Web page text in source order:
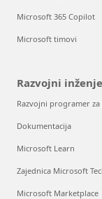
Microsoft 365 Copilot
Microsoft timovi
Razvojni
Razvojni programer
Dokumentacija
Microsoft Learn
Zajednica Microsoft
Microsoft Marketplace